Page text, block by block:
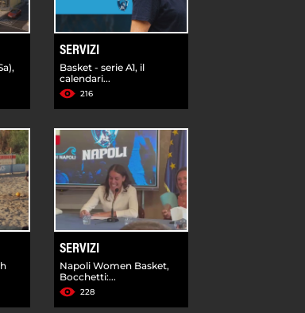
SERVIZI
Basket - serie A1, il
calendari...
216
SERVIZI
Napoli Women Basket,
Bocchetti:...
228